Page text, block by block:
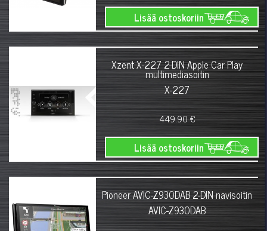
Lisää ostoskoriin
Xzent X-227 2-DIN Apple Car Play
multimediasoitin
X-227
449.90 €
Lisää ostoskoriin
Pioneer AVIC-Z930DAB 2-DIN navisoitin
AVIC-Z930DAB